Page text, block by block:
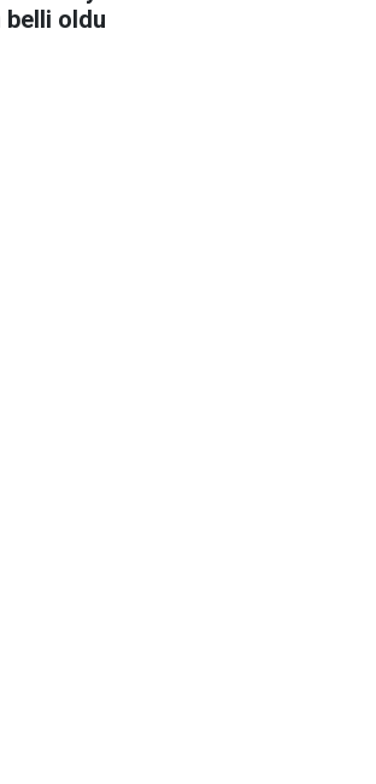
belli oldu